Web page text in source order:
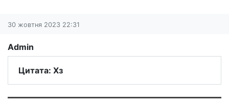
30 жовтня 2023 22:31
Admin
Цитата: Хз